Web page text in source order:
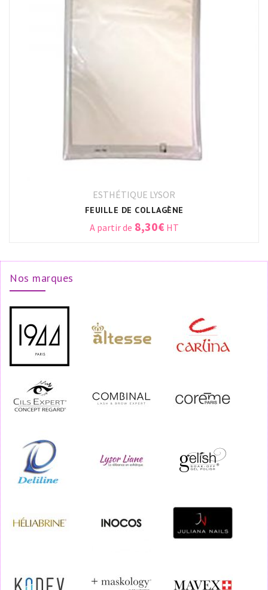
ESTHÉTIQUE LYSOR
FEUILLE DE COLLAGÈNE
A partir de 8,30€HT
Nos marques